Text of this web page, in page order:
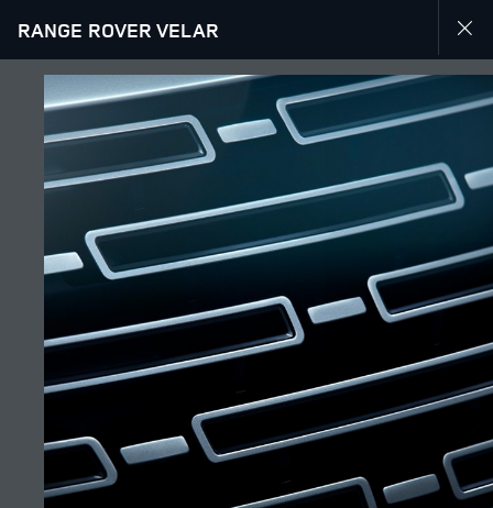
УЗНАТЬ БОЛЬШЕ О RANGE ROVER VELAR-RU
ГАЛЕРЕЯ
RANGE ROVER VELAR
ПОДПИСЫВАЙТЕСЬ
КАЗАХСТАН
Тіл